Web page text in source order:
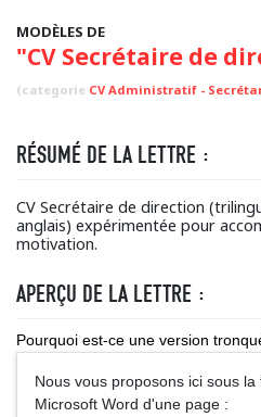
MODÈLES DE
"CV Secrétaire de
(categorie CV Administratif -
RÉSUMÉ DE LA LETTRE :
CV Secrétaire de direction
anglais) expérimentée pour
motivation.
APERÇU DE LA LETTRE :
Pourquoi est-ce une version
Nous vous proposons ici sous
Microsoft Word d'une page :